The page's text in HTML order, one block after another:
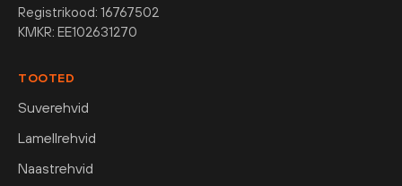
Registrikood: 16767502
KMKR: EE102631270
TOOTED
Suverehvid
Lamellrehvid
Naastrehvid